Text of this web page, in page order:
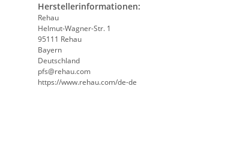
Herstellerinformationen:
Rehau
Helmut-Wagner-Str. 1
95111 Rehau
Bayern
Deutschland
pfs@rehau.com
https://www.rehau.com/de-de